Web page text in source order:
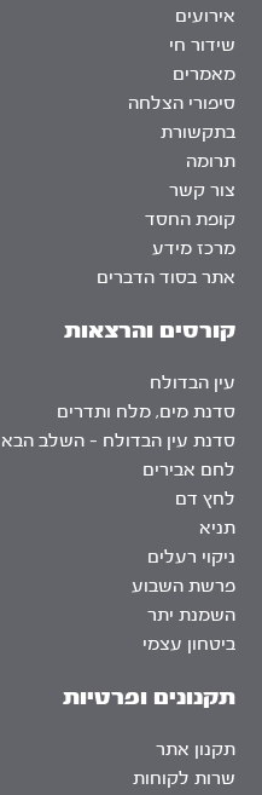
אירועים
שידור חי
מאמרים
סיפורי הצלחה
בתקשורת
תרומה
צור קשר
קופת החסד
מרכז מידע
אתר בסוד הדברים
קורסים והרצאות
עין הבדולח
סדנת מים, מלח ותדרים
סדנת עין הבדולח – השלב הבא
לחם אבירים
לחץ דם
תניא
ניקוי רעלים
פרשת השבוע
השמנת יתר
ביטחון עצמי
תקנונים ופרטיות
תקנון אתר
שרות לקוחות